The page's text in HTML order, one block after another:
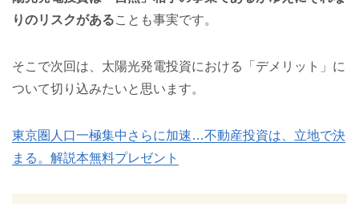
りのリスクがあることも事実です。
そこで次回は、太陽光発電投資における「デメリット」に
ついて切り込みたいと思います。
東京圏人口一極集中さらに加速…不動産投資は、立地で決
まる。解説本無料プレゼント